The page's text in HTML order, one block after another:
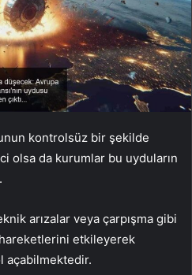
kontrolsüz bir şekilde
olsa da kurumlar bu uyduların
arızalar veya çarpışma gibi
etkileyerek
açabilmektedir.